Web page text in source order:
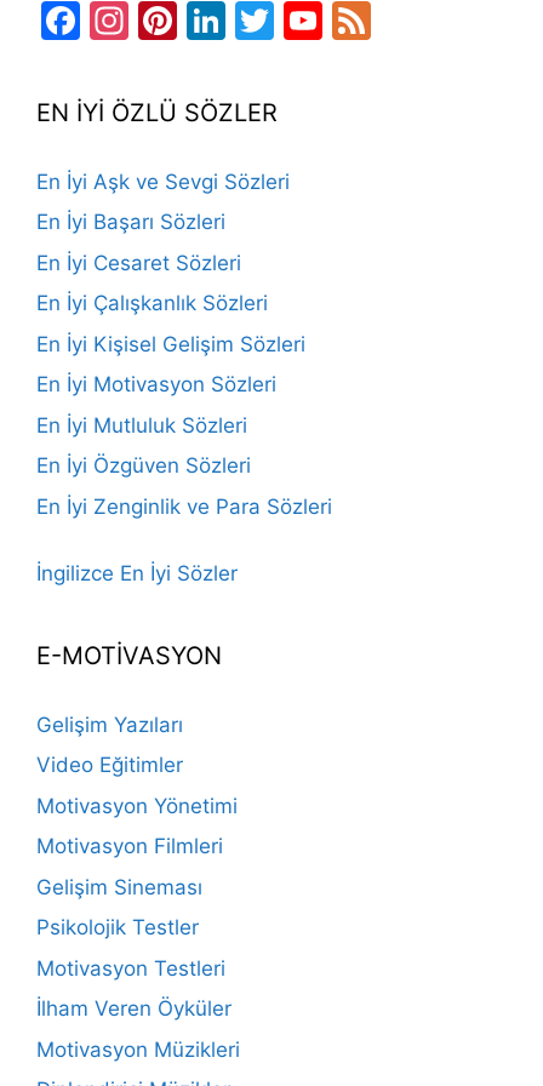
Facebook
Instagram
Pinterest
LinkedIn
TwitterYouTube
EN İYİ ÖZLÜ SÖZLER
En İyi Aşk ve Sevgi Sözleri
En İyi Başarı Sözleri
En İyi Cesaret Sözleri
En İyi Çalışkanlık Sözleri
En İyi Kişisel Gelişim Sözleri
En İyi Motivasyon Sözleri
En İyi Mutluluk Sözleri
En İyi Özgüven Sözleri
En İyi Zenginlik ve Para Sözleri
İngilizce En İyi Sözler
E-MOTİVASYON
Gelişim Yazıları
Video Eğitimler
Motivasyon Yönetimi
Motivasyon Filmleri
Gelişim Sineması
Psikolojik Testler
Motivasyon Testleri
İlham Veren Öyküler
Motivasyon Müzikleri